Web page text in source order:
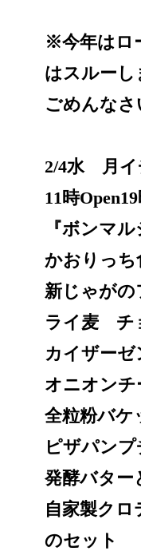
※今年はロ
はスルーし
ごめんなさ
2/4水 月イ
11時
『ボンマル
かおりっち
新じゃがの
ライ麦 チ
カイザーゼ
オニオン
全粒粉バケ
ピザパンプ
発酵バター
自家製ク
のセット